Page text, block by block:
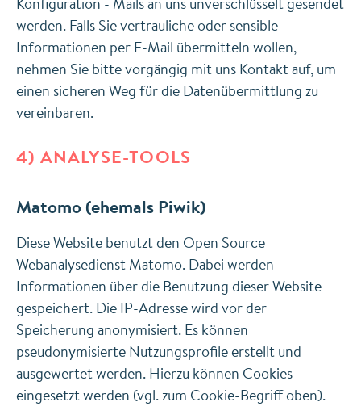
werden. Falls Sie vertrauliche oder sensible
Informationen per E-Mail übermitteln wollen,
nehmen Sie bitte vorgängig mit uns Kontakt auf, um
einen sicheren Weg für die Datenübermittlung zu
vereinbaren.
4) ANALYSE-TOOLS
Matomo (ehemals Piwik)
Diese Website benutzt den Open Source
Webanalysedienst Matomo. Dabei werden
Informationen über die Benutzung dieser Website
gespeichert. Die IP-Adresse wird vor der
Speicherung anonymisiert. Es können
pseudonymisierte Nutzungsprofile erstellt und
ausgewertet werden. Hierzu können Cookies
eingesetzt werden (vgl. zum Cookie-Begriff oben).